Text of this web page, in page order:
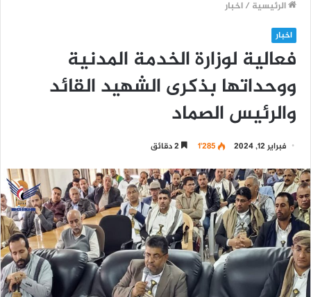
الرئيسية /اخبار
اخبار
فعالية لوزارة الخدمة المدنية
ووحداتها بذكرى الشهيد القائد
والرئيس الصماد
فبراير 12, 2024 1٬285